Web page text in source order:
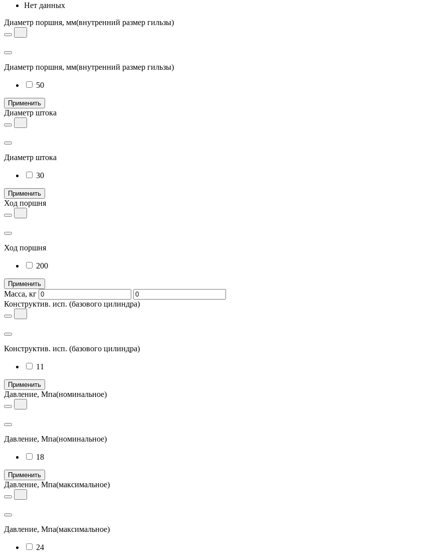
Нет данных
Диаметр поршня, мм(внутренний размер гильзы)
Диаметр поршня, мм(внутренний размер гильзы)
50
Применить
Диаметр штока
Диаметр штока
30
Применить
Ход поршня
Ход поршня
200
Применить
Масса, кг
Конструктив. исп. (базового цилиндра)
Конструктив. исп. (базового цилиндра)
11
Применить
Давление, Мпа(номинальное)
Давление, Мпа(номинальное)
18
Применить
Давление, Мпа(максимальное)
Давление, Мпа(максимальное)
24